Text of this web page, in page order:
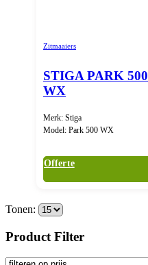
Zitmaaiers
STIGA PARK 500
WX
Merk: Stiga
Model: Park 500 WX
Offerte
Tonen:
Product Filter